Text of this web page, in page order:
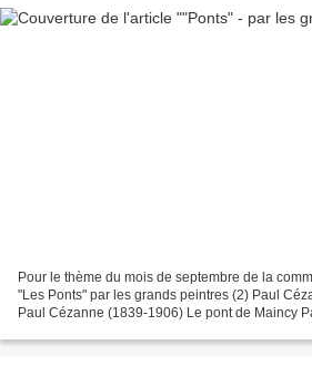
Pour le thème du mois de septembre de la
"Les Ponts" par les grands peintres (2) Paul
Paul Cézanne (1839-1906) Le pont de Maincy